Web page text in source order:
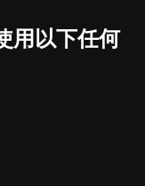
用以下任何